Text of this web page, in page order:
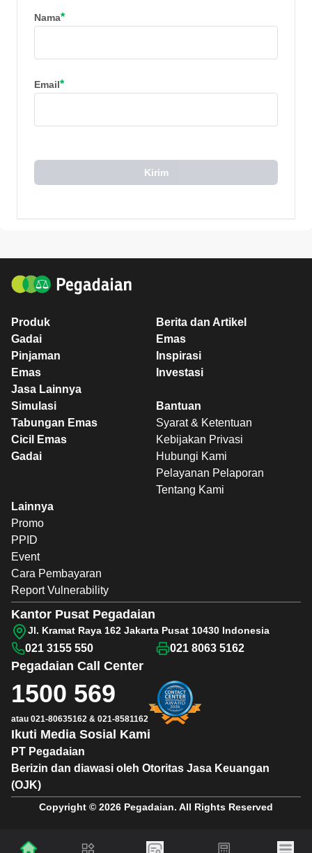
Nama*
Email*
Kirim
Produk
Gadai
Pinjaman
Emas
Jasa Lainnya
Berita dan Artikel
Emas
Inspirasi
Investasi
Simulasi
Tabungan Emas
Cicil Emas
Gadai
Bantuan
Syarat & Ketentuan
Kebijakan Privasi
Hubungi Kami
Pelayanan Pelaporan
Tentang Kami
Lainnya
Promo
PPID
Event
Cara Pembayaran
Report Vulnerability
PT Pegadaian
Berizin dan diawasi oleh Otoritas Jasa Keuangan
(OJK)
Ikuti Media Sosial Kami
Pegadaian Call Center
1500 569
atau 021-80635162 & 021-8581162
Kantor Pusat Pegadaian
Jl. Kramat Raya 162 Jakarta Pusat 10430 Indonesia
021 3155 550 021 8063 5162
Copyright © 2026 Pegadaian. All Rights Reserved